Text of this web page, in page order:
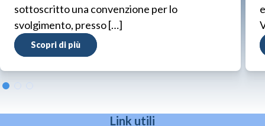
sottoscritto una convenzione per lo
svolgimento, presso […]
Scopri di più
Link utili